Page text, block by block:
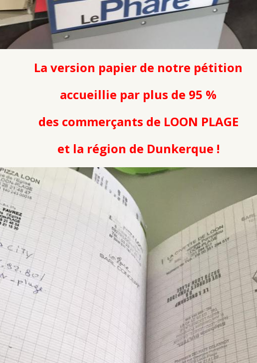
La version papier de notre pétition
accueillie par plus de 95 %
des commerçants de LOON PLAGE
et la région de Dunkerque !